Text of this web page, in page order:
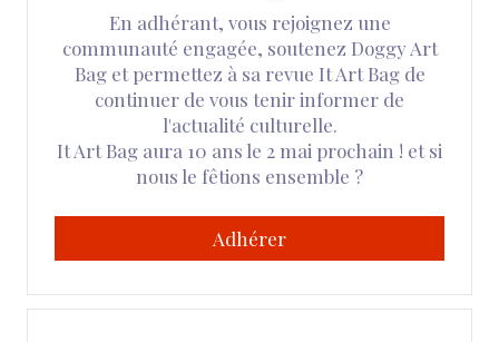
En adhérant, vous rejoignez une
communauté engagée, soutenez Doggy Art
Bag et permettez à sa revue It Art Bag de
continuer de vous tenir informer de
l'actualité culturelle.
It Art Bag aura 10 ans le 2 mai prochain ! et si
nous le fêtions ensemble ?
Adhérer